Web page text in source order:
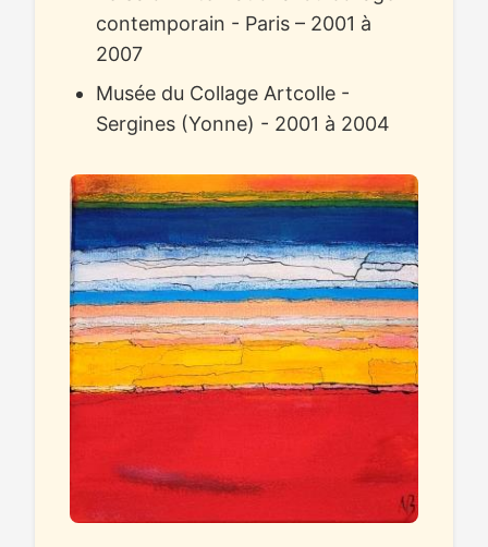
contemporain - Paris – 2001 à
2007
Musée du Collage Artcolle -
Sergines (Yonne) - 2001 à 2004